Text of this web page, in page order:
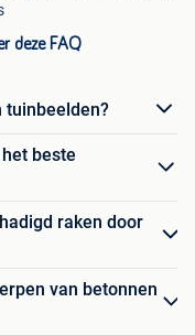
deze FAQ
tuinbeelden?
beste
raken door
van betonnen